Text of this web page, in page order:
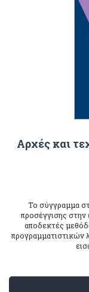
Αρχές και
Το σύγγραμμα
προσέγγισης
αποδεκτές
προγραμματιστικών